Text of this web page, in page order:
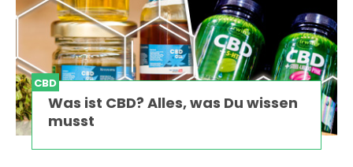
CBD
Was ist CBD? Alles, was Du wissen
musst